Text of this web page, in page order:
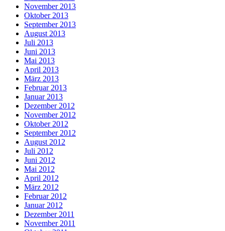
November 2013
Oktober 2013
September 2013
August 2013
Juli 2013
Juni 2013
Mai 2013
April 2013
März 2013
Februar 2013
Januar 2013
Dezember 2012
November 2012
Oktober 2012
September 2012
August 2012
Juli 2012
Juni 2012
Mai 2012
April 2012
März 2012
Februar 2012
Januar 2012
Dezember 2011
November 2011